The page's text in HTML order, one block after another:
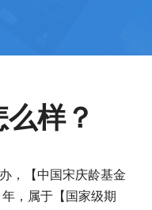
么样？
，【中国宋庆龄基金
，属于【国家级期